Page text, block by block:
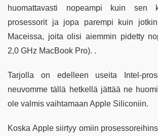
huomattavasti nopeampi kuin sen
prosessorit ja jopa parempi kuin jotkin
Maceissa, joita olisi aiemmin pidetty
2,0 GHz MacBook Pro). .
Tarjolla on edelleen useita Intel-
neuvomme tällä hetkellä jättää ne
ole valmis vaihtamaan Apple Siliconiin.
Koska Apple siirtyy omiin